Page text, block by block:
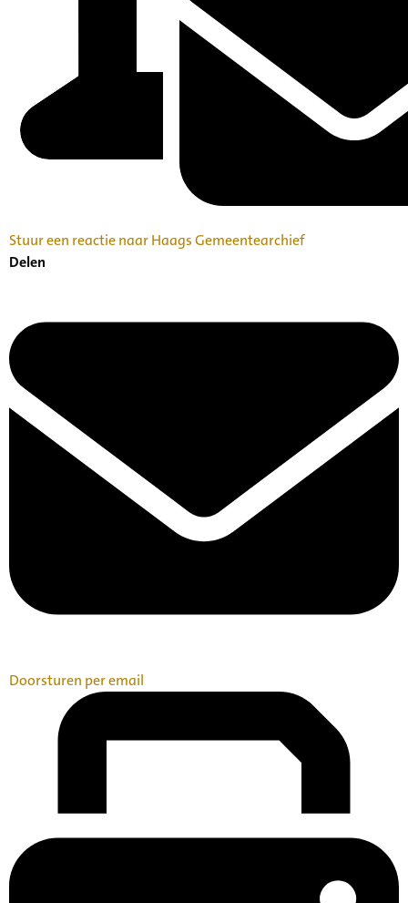
Stuur een reactie naar Haags Gemeentearchief
Delen
Doorsturen per email